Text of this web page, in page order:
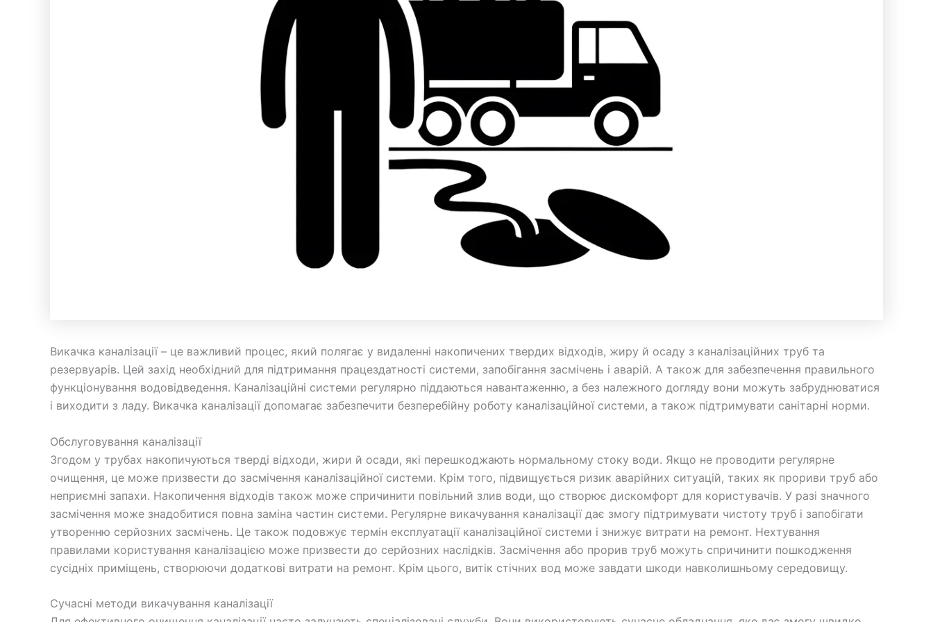
Викачка каналізації – це важливий процес, який полягає у видаленні накопичених твердих відходів, жиру й осаду з каналізаційних труб та
резервуарів. Цей захід необхідний для підтримання працездатності системи, запобігання засмічень і аварій. А також для забезпечення правильного
функціонування водовідведення. Каналізаційні системи регулярно піддаються навантаженню, а без належного догляду вони можуть забруднюватися
і виходити з ладу. Викачка каналізації допомагає забезпечити безперебійну роботу каналізаційної системи, а також підтримувати санітарні норми.
Обслуговування каналізації
Згодом у трубах накопичуються тверді відходи, жири й осади, які перешкоджають нормальному стоку води. Якщо не проводити регулярне
очищення, це може призвести до засмічення каналізаційної системи. Крім того, підвищується ризик аварійних ситуацій, таких як прориви труб або
неприємні запахи. Накопичення відходів також може спричинити повільний злив води, що створює дискомфорт для користувачів. У разі значного
засмічення може знадобитися повна заміна частин системи. Регулярне викачування каналізації дає змогу підтримувати чистоту труб і запобігати
утворенню серйозних засмічень. Це також подовжує термін експлуатації каналізаційної системи і знижує витрати на ремонт. Нехтування
правилами користування каналізацією може призвести до серйозних наслідків. Засмічення або прорив труб можуть спричинити пошкодження
сусідніх приміщень, створюючи додаткові витрати на ремонт. Крім цього, витік стічних вод може завдати шкоди навколишньому середовищу.
Сучасні методи викачування каналізації